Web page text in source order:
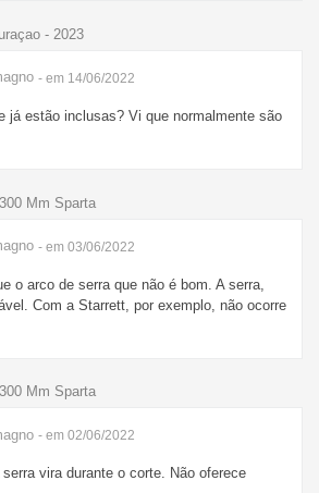
- 2023
- em 14/06/2022
já estão inclusas? Vi que normalmente são
Mm Sparta
- em 03/06/2022
o arco de serra que não é bom. A serra,
Com a Starrett, por exemplo, não ocorre
Mm Sparta
- em 02/06/2022
vira durante o corte. Não oferece